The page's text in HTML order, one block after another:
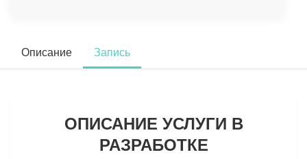
Описание Запись
ОПИСАНИЕ УСЛУГИ В
РАЗРАБОТКЕ